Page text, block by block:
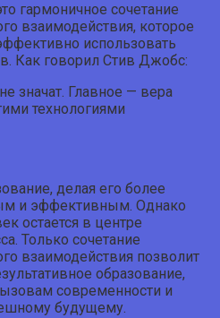
гармоничное сочетание
взаимодействия, которое
использовать
Как говорил Стив Джобс:
значат. Главное — вера
технологиями
делая его более
и эффективным. Однако
остается в центре
Только сочетание
взаимодействия позволит
образование,
современности и
будущему.